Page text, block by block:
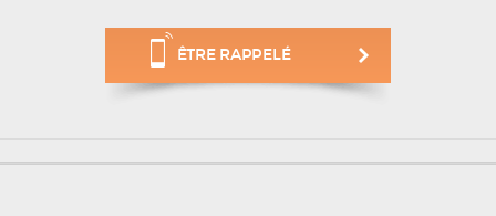
ÊTRE RAPPELÉ